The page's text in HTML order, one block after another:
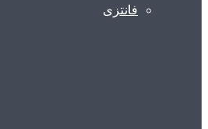
فانتزی